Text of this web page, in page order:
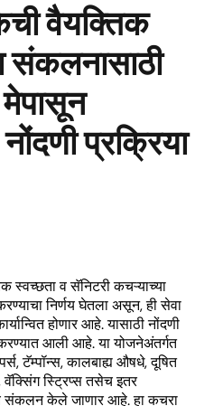
वैयक्तिक
संकलनासाठी
प्रक्रिया
स्वच्छता व सॅनिटरी कचऱ्याच्या
निर्णय घेतला असून, ही सेवा
होणार आहे. यासाठी नोंदणी
आली आहे. या योजनेअंतर्गत
टॅम्पॉन्स, कालबाह्य औषधे, दूषित
स्ट्रिप्स तसेच इतर
संकलन केले जाणार आहे. हा कचरा